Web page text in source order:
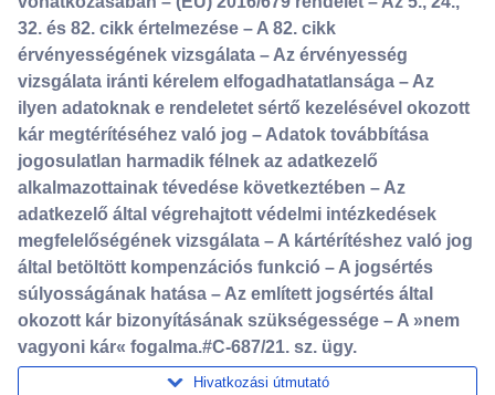
32. és 82. cikk értelmezése – A 82. cikk
érvényességének vizsgálata – Az érvényesség
vizsgálata iránti kérelem elfogadhatatlansága – Az
ilyen adatoknak e rendeletet sértő kezelésével okozott
kár megtérítéséhez való jog – Adatok továbbítása
jogosulatlan harmadik félnek az adatkezelő
alkalmazottainak tévedése következtében – Az
adatkezelő által végrehajtott védelmi intézkedések
megfelelőségének vizsgálata – A kártérítéshez való jog
által betöltött kompenzációs funkció – A jogsértés
súlyosságának hatása – Az említett jogsértés által
okozott kár bizonyításának szükségessége – A »nem
vagyoni kár« fogalma.#C-687/21. sz. ügy.
Hivatkozási útmutató